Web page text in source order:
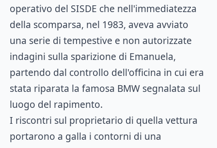
operativo del SISDE che nell'immediatezza
della scomparsa, nel 1983, aveva avviato
una serie di tempestive e non autorizzate
indagini sulla sparizione di Emanuela,
partendo dal controllo dell'officina in cui era
stata riparata la famosa BMW segnalata sul
luogo del rapimento.
I riscontri sul proprietario di quella vettura
portarono a galla i contorni di una